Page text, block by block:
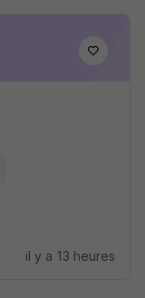
il y a 13 heures